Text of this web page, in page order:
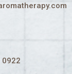
0922